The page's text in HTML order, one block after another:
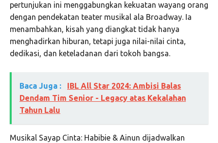
pertunjukan ini menggabungkan kekuatan wayang orang
dengan pendekatan teater musikal ala Broadway. Ia
menambahkan, kisah yang diangkat tidak hanya
menghadirkan hiburan, tetapi juga nilai-nilai cinta,
dedikasi, dan keteladanan dari tokoh bangsa.
Baca Juga :
IBL All Star 2024: Ambisi Balas
Dendam Tim Senior - Legacy atas Kekalahan
Tahun Lalu
Musikal Sayap Cinta: Habibie & Ainun dijadwalkan